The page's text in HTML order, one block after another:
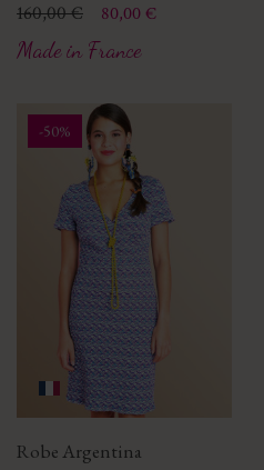
Prix
Prix de base
160,00 € 80,00 €
Made in France
-50%
Robe Argentina